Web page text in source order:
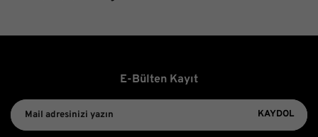
E-Bülten Kayıt
KAYDOL